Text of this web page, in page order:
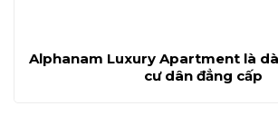
Alphanam Luxury Apartment là
cư dân đẳng cấp